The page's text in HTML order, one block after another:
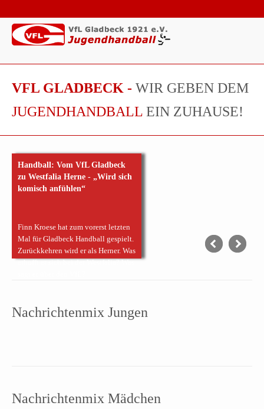
VFL GLADBECK - WIR GEBEN DEM
JUGENDHANDBALL EIN ZUHAUSE!
Handball: Vom VfL Gladbeck
zu Westfalia Herne - „Wird sich
komisch anfühlen“
Finn Kroese hat zum vorerst letzten
Mal für Gladbeck Handball gespielt.
Zurückkehren wird er als Herner. Was
erhofft er sich bei der Westfalia? Was
Nachrichtenmix Jungen
Nachrichtenmix Mädchen